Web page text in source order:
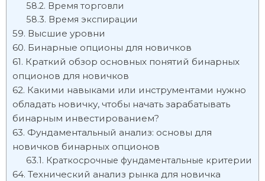
Время торговли
Время экспирации
Высшие уровни
Бинарные опционы для новичков
Краткий обзор основных понятий бинарных
опционов для новичков
Какими навыками или инструментами нужно
обладать новичку, чтобы начать зарабатывать
бинарным инвестированием?
Фундаментальный анализ: основы для
новичков бинарных опционов
Краткосрочные фундаментальные критерии
Технический анализ рынка для новичка